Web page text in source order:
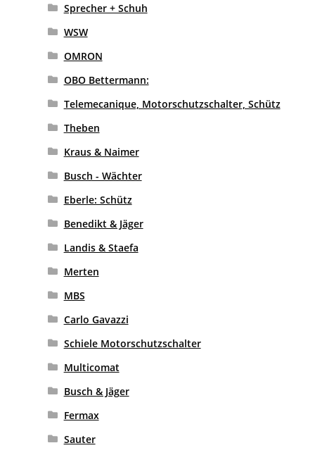
Sprecher + Schuh
WSW
OMRON
OBO Bettermann:
Telemecanique, Motorschutzschalter, Schütz
Theben
Kraus & Naimer
Busch - Wächter
Eberle: Schütz
Benedikt & Jäger
Landis & Staefa
Merten
MBS
Carlo Gavazzi
Schiele Motorschutzschalter
Multicomat
Busch & Jäger
Fermax
Sauter